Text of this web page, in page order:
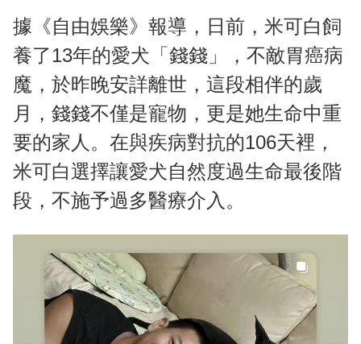
據《自由娛樂》報導，日前，米可白飼
養了13年的愛犬「錢錢」，不敵胃癌病
魔，於昨晚安詳離世，這段相伴的歲
月，錢錢不僅是寵物，更是她生命中重
要的家人。在與疾病對抗的106天裡，
米可白選擇讓愛犬自然度過生命最後階
段，不施予過多醫療介入。